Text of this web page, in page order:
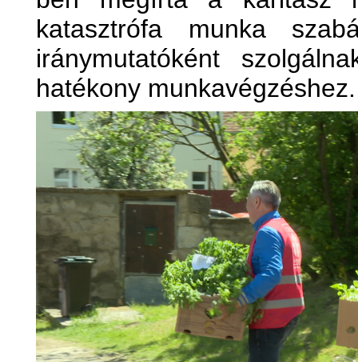
katasztrófa munka
iránymutatóként
hatékony munkavégzéshez.